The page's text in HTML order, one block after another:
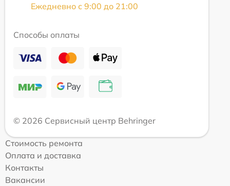
Ежедневно с 9:00 до 21:00
Способы оплаты
© 2026 Сервисный центр Behringer
Стоимость ремонта
Оплата и доставка
Контакты
Вакансии